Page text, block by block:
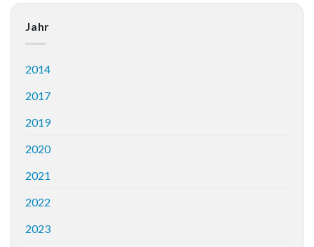
Jahr
2014
2017
2019
2020
2021
2022
2023